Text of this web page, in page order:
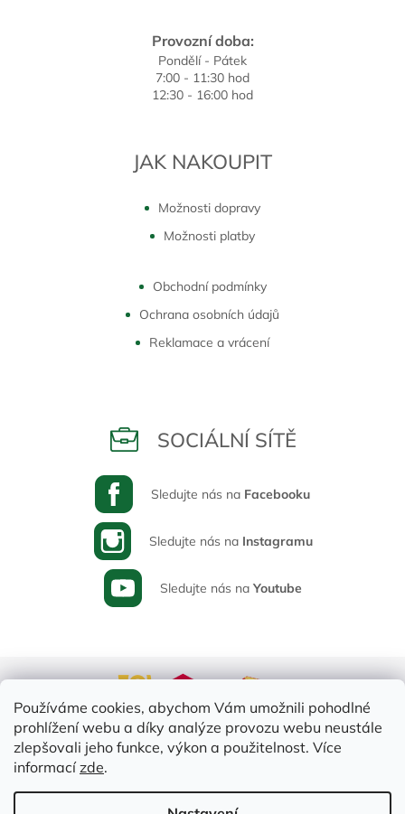
Používáme cookies, abychom Vám umožnili pohodlné
prohlížení webu a díky analýze provozu webu neustále
zlepšovali jeho funkce, výkon a použitelnost. Více
informacízde.
Provozní doba:
Pondělí - Pátek
7:00 - 11:30 hod
12:30 - 16:00 hod
JAK NAKOUPIT
Možnosti dopravy
Možnosti platby
Obchodní podmínky
Ochrana osobních údajů
Reklamace a vrácení
SOCIÁLNÍ SÍTĚ
Sledujte nás na Facebooku
Sledujte nás na Instagramu
Sledujte nás na Youtube